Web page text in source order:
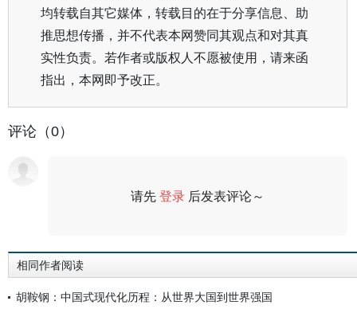
均转载自其它媒体，转载目的在于分享信息、助
推思想传播，并不代表本网赞同其观点和对其真
实性负责。若作者或版权人不愿被使用，请来函
指出，本网即予改正。
评论（0）
请先登录 后发表评论～
相同作者阅读
胡鞍钢：中国式现代化历程：从世界大国到世界强国